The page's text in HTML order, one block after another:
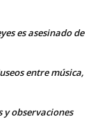
es asesinado de
entre música,
y observaciones